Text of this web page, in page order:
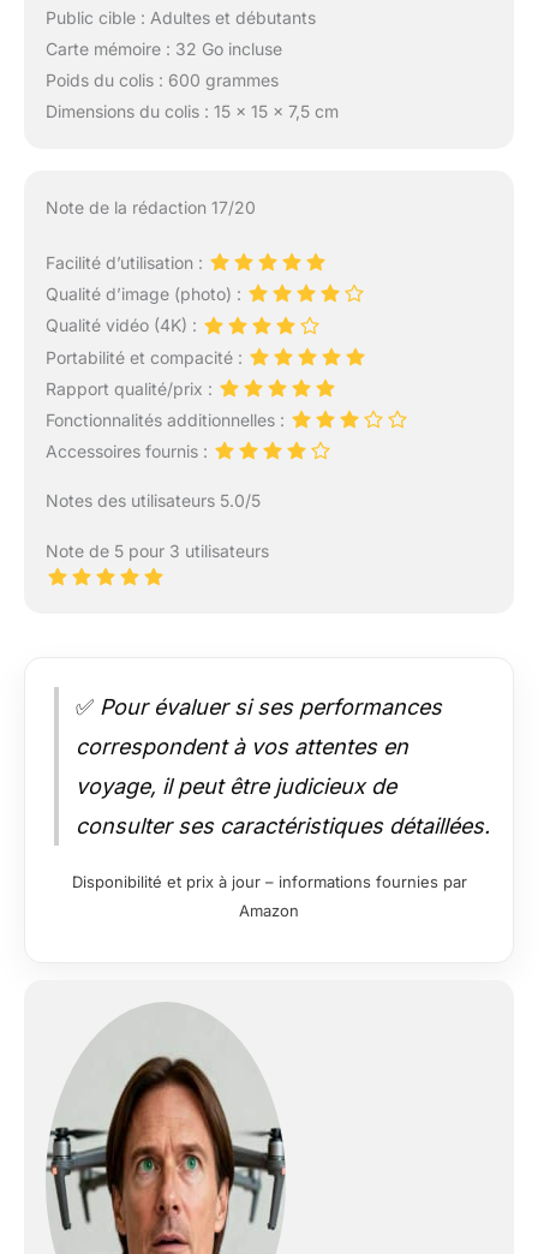
Public cible : Adultes et débutants
Carte mémoire : 32 Go incluse
Poids du colis : 600 grammes
Dimensions du colis : 15 x 15 x 7,5 cm
Note de la rédaction 17/20
Facilité d’utilisation :
Qualité d’image (photo) :
Qualité vidéo (4K) :
Portabilité et compacité :
Rapport qualité/prix :
Fonctionnalités additionnelles :
Accessoires fournis :
Notes des utilisateurs 5.0/5
Note de 5 pour 3 utilisateurs
✅ Pour évaluer si ses performances
correspondent à vos attentes en
voyage, il peut être judicieux de
consulter ses caractéristiques détaillées.
Disponibilité et prix à jour – informations fournies par
Amazon